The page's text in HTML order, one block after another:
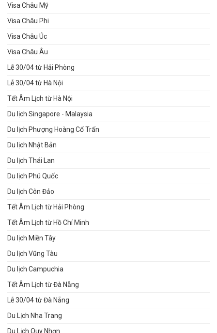
Visa Châu Mỹ
Visa Châu Phi
Visa Châu Úc
Visa Châu Âu
Lễ 30/04 từ Hải Phòng
Lễ 30/04 từ Hà Nội
Tết Âm Lịch từ Hà Nội
Du lịch Singapore - Malaysia
Du lịch Phượng Hoàng Cổ Trấn
Du lịch Nhật Bản
Du lịch Thái Lan
Du lịch Phú Quốc
Du lịch Côn Đảo
Tết Âm Lịch từ Hải Phòng
Tết Âm Lịch từ Hồ Chí Minh
Du lịch Miền Tây
Du lịch Vũng Tàu
Du lịch Campuchia
Tết Âm Lịch từ Đà Nẵng
Lễ 30/04 từ Đà Nẵng
Du Lịch Nha Trang
Du Lịch Quy Nhơn